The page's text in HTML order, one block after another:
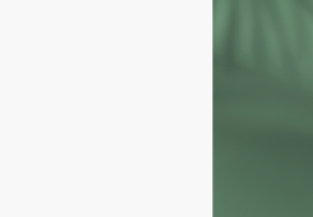
中国多家航司
特朗普：目前